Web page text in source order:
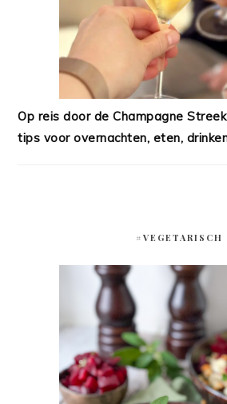
Op reis door de Champagne
tips voor overnachten, eten,
#VEGETARISCH